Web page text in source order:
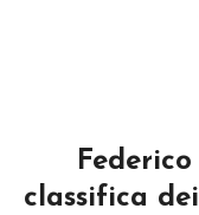
classifica